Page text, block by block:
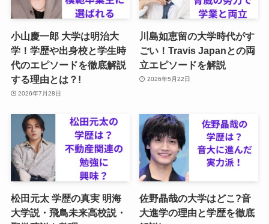
小山慶一郎 大学は明治大
学！学歴や出身校と学生時
代のエピソードを徹底解説
する理由とは？!
2026年7月28日
川島如恵留の大学時代がす
ごい！Travis Japanとの両
立エピソードを解説
2026年5月22日
松田元太 学歴の真実 明海
大学説・飛鳥未来高校説・
佐野晶哉の大学はどこ?音
大進学の理由と学歴を徹底